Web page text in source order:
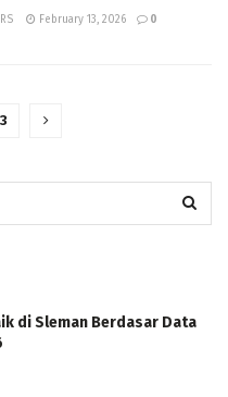
February 13, 2026 0
3
di Sleman Berdasar Data